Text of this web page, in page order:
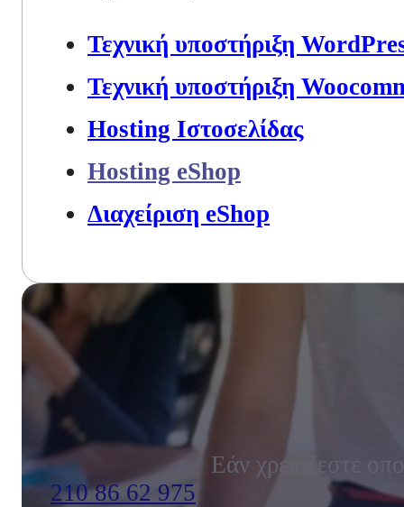
Τεχνική υποστήριξη
Τεχνική υποστήριξη
Hosting Ιστοσελίδας
Hosting eShop
Διαχείριση eShop
Εάν χρειάζεστε
210 86 62 975